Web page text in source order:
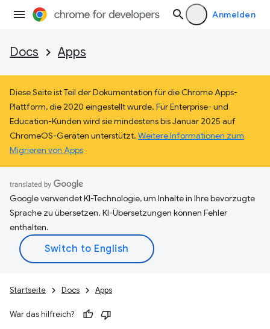
Anmelden
Docs Apps
Diese Seite ist Teil der Dokumentation für die Chrome Apps-
Plattform, die 2020 eingestellt wurde. Für Enterprise- und
Education-Kunden wird sie mindestens bis Januar 2025 auf
ChromeOS-Geräten unterstützt. Weitere Informationen zum
Migrieren von Apps
Google verwendet KI-Technologie, um Inhalte in Ihre bevorzugte
Sprache zu übersetzen. KI-Übersetzungen können Fehler
enthalten.
Startseite Docs Apps
War das hilfreich?